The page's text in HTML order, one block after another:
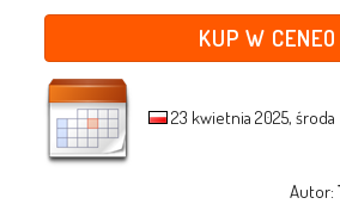
KUP W CENEO
23 kwietnia 2025, środa
Autor: